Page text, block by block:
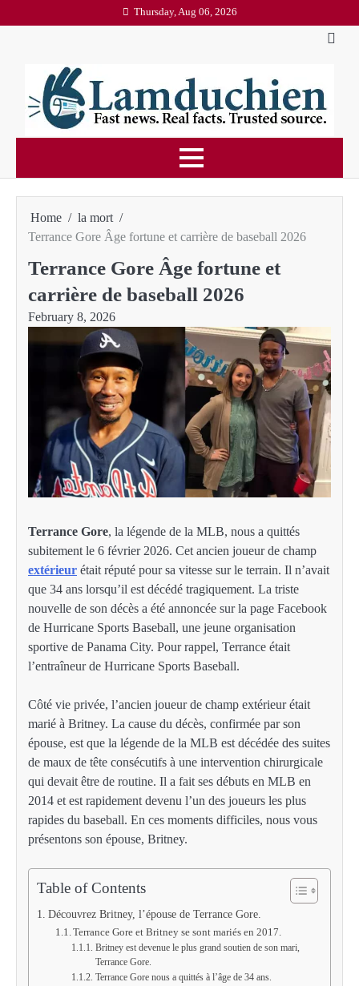
to
Thursday, Aug 06, 2026
Home
la mort
Terrance Gore Âge fortune et carrière de baseball 2026
Terrance Gore Âge fortune et
carrière de baseball 2026
February 8, 2026
Terrance Gore, la légende de la MLB, nous a quittés
subitement le 6 février 2026. Cet ancien joueur de champ
extérieur était réputé pour sa vitesse sur le terrain. Il n’avait
que 34 ans lorsqu’il est décédé tragiquement. La triste
nouvelle de son décès a été annoncée sur la page Facebook
de Hurricane Sports Baseball, une jeune organisation
sportive de Panama City. Pour rappel, Terrance était
l’entraîneur de Hurricane Sports Baseball.
Côté vie privée, l’ancien joueur de champ extérieur était
marié à Britney. La cause du décès, confirmée par son
épouse, est que la légende de la MLB est décédée des suites
de maux de tête consécutifs à une intervention chirurgicale
qui devait être de routine. Il a fait ses débuts en MLB en
2014 et est rapidement devenu l’un des joueurs les plus
rapides du baseball. En ces moments difficiles, nous vous
présentons son épouse, Britney.
Table of Contents
Découvrez Britney, l’épouse de Terrance Gore.
Terrance Gore et Britney se sont mariés en 2017.
Britney est devenue le plus grand soutien de son mari,
Terrance Gore.
Terrance Gore nous a quittés à l’âge de 34 ans.